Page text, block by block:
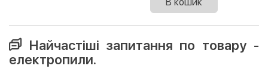
Найчастіші запитання по товару -
електропили.